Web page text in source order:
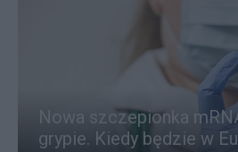
Nowa szczepionka
grypie. Kiedy będzie w